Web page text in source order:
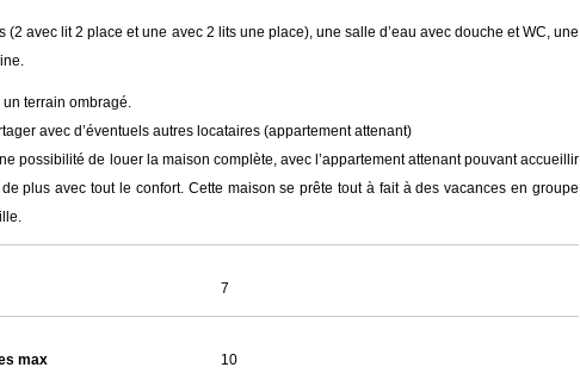
(2 avec lit 2 place et une avec 2 lits une place), une salle d’eau avec douche et WC, une
terrain ombragé.
avec d’éventuels autres locataires (appartement attenant)
possibilité de louer la maison complète, avec l’appartement attenant pouvant accueillir
plus avec tout le confort. Cette maison se prête tout à fait à des vacances en groupe
7
max 10